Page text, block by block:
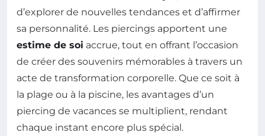
d’explorer de nouvelles tendances et d’affirmer
sa personnalité. Les piercings apportent une
estime de soi accrue, tout en offrant l’occasion
de créer des souvenirs mémorables à travers un
acte de transformation corporelle. Que ce soit à
la plage ou à la piscine, les avantages d’un
piercing de vacances se multiplient, rendant
chaque instant encore plus spécial.